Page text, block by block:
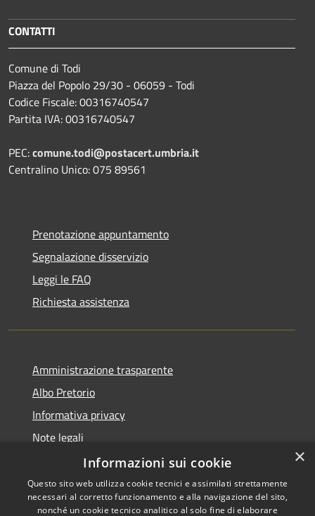
CONTATTI
Comune di Todi
Piazza del Popolo 29/30 - 06059 - Todi
Codice Fiscale: 00316740547
Partita IVA: 00316740547
PEC:comune.todi@postacert.umbria.it
Centralino Unico: 075 89561
Prenotazione appuntamento
Segnalazione disservizio
Leggi le FAQ
Richiesta assistenza
Amministrazione trasparente
Albo Pretorio
Informativa privacy
Note legali
Dichiarazione di accessibilità
×
Informazioni sui cookie
Questo sito web utilizza cookie tecnici e assimilati strettamente
necessari al corretto funzionamento e alla navigazione del sito,
nonché un cookie tecnico analitico al solo fine di elaborare